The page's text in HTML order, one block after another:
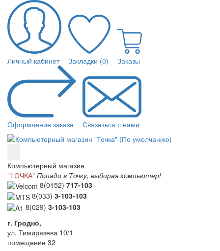
Личный кабинет Закладки (0) Заказы
Оформление заказа Связаться с нами
Компьютерный магазин
"TОЧКА" Попади в Точку, выбирая компьютер!
8(0152) 717-103
8(033) 3-103-103
8(029) 3-103-103
г. Гродно,
ул. Тимирязева 10/1
помещение 32